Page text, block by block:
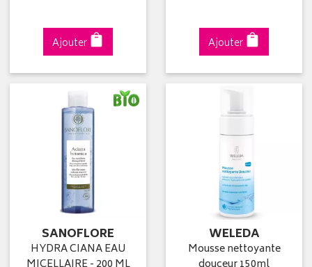
Ajouter Ajouter
SANOFLORE
HYDRA CIANA EAU
WELEDA
Mousse nettoyante